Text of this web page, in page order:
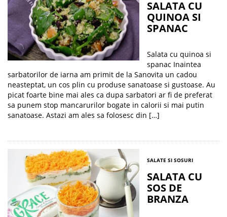
SALATA CU
QUINOA SI
SPANAC
Salata cu quinoa si
spanac Inaintea
sarbatorilor de iarna am primit de la Sanovita un cadou
neasteptat, un cos plin cu produse sanatoase si gustoase. Au
picat foarte bine mai ales ca dupa sarbatori ar fi de preferat
sa punem stop mancarurilor bogate in calorii si mai putin
sanatoase. Astazi am ales sa folosesc din […]
SALATE SI SOSURI
SALATA CU
SOS DE
BRANZA